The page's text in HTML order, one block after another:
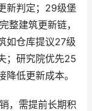
新判定；29级堡
整建筑更新链，
如仓库提议27级
；研究院优先25
低更新成本。
，需提前长期积